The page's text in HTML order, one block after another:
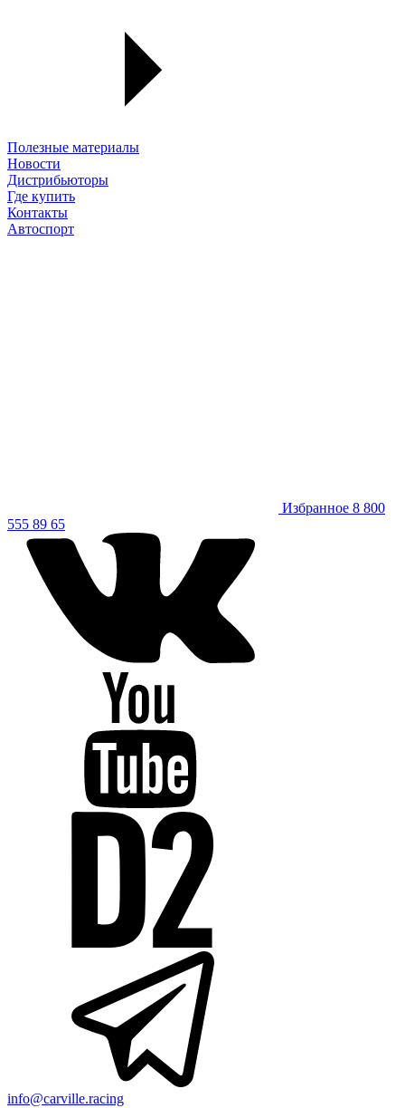
Полезные материалы
Новости
Дистрибьюторы
Где купить
Контакты
Автоспорт
Избранное 8 800
555 89 65
info@carville.racing